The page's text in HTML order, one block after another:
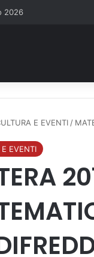
2026
E EVENTI /
EVENTI